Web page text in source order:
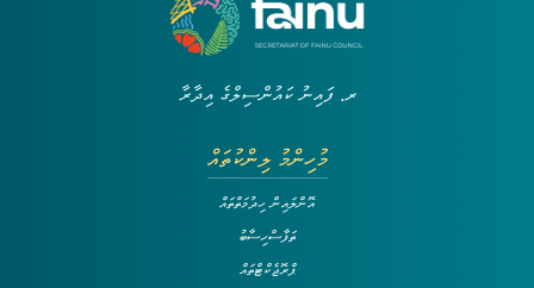
ރ. ފައިނު ކައުންސިލްގެ އިދާރާ
މުހިންމު ލިންކުތައް
އޮންލައިން ހިދުމަތްތައް
ތަފާސްހިސާބު
ޕްރޮޖެކްޓްތައް